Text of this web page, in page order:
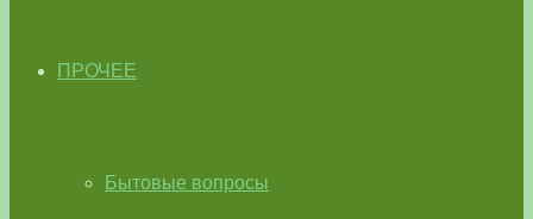
ПРОЧЕЕ
Бытовые вопросы